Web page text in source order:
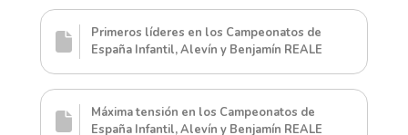
Primeros líderes en los Campeonatos de
España Infantil, Alevín y Benjamín REALE
Máxima tensión en los Campeonatos de
España Infantil, Alevín y Benjamín REALE